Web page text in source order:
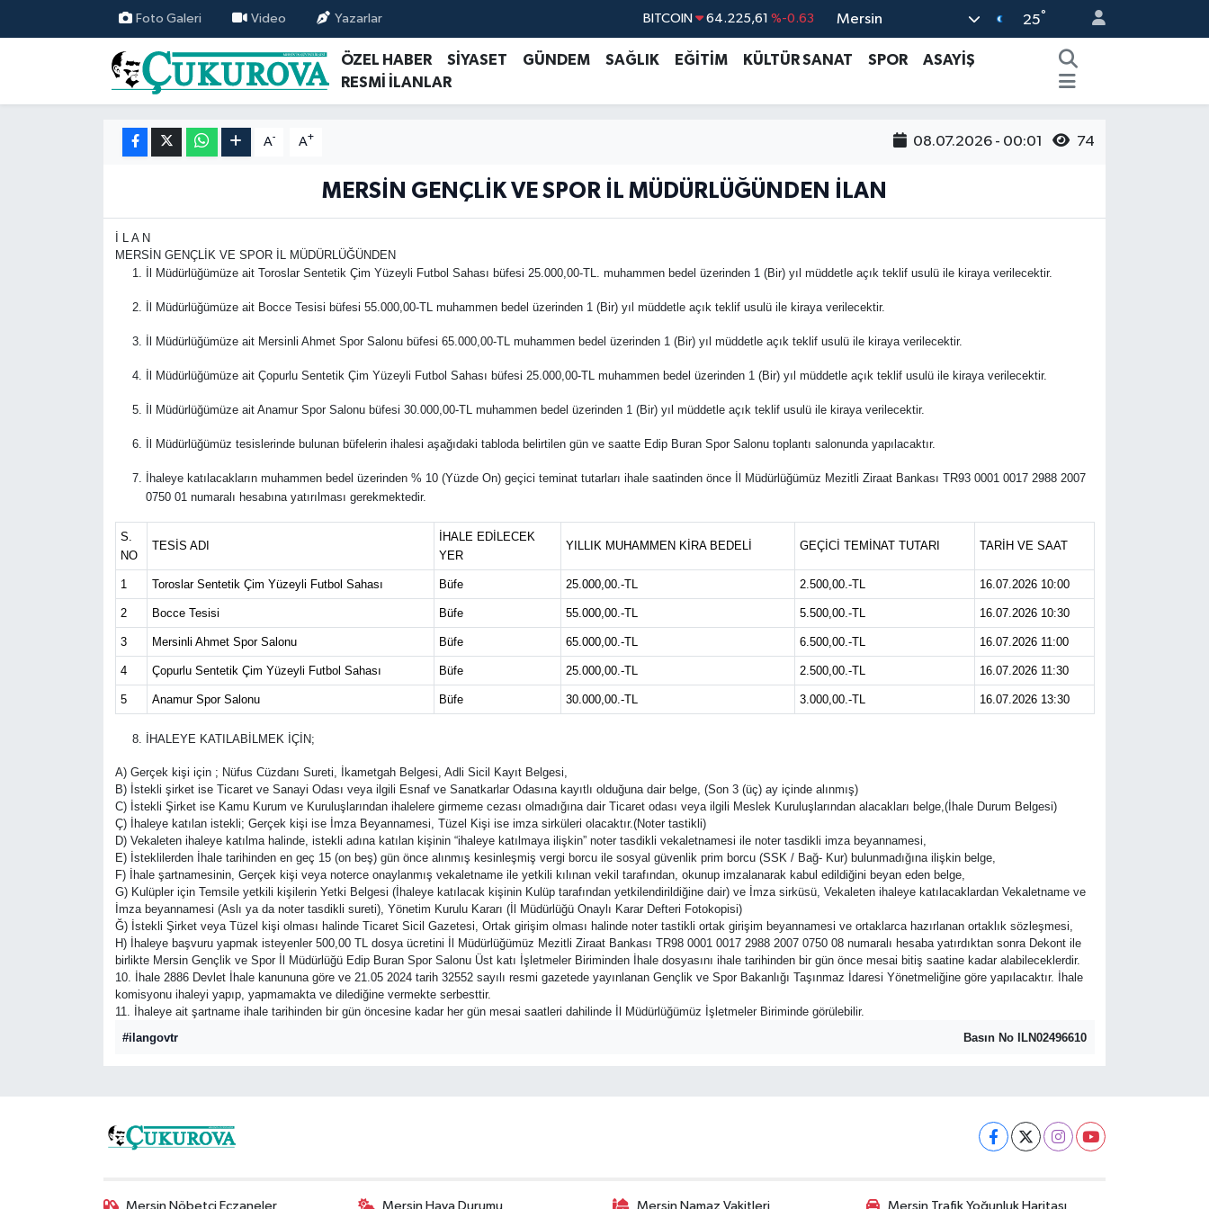
Foto Galeri Video Yazarlar BITCOIN 64.225,61 %-0.63
DOLAR 47,6704 %0
BİST100 13.799 %70
Mersin 25°
ÖZEL HABER SİYASET GÜNDEM SAĞLIK EĞİTİM KÜLTÜR SANAT SPOR
ASAYİŞ
RESMİ İLANLAR
A- A+ 08.07.2026 - 00:01 74
MERSİN GENÇLİK VE SPOR İL MÜDÜRLÜĞÜNDEN İLAN
İ L A N
MERSİN GENÇLİK VE SPOR İL MÜDÜRLÜĞÜNDEN
İl Müdürlüğümüze ait Toroslar Sentetik Çim Yüzeyli Futbol Sahası büfesi 25.000,00-TL. muhammen bedel üzerinden 1 (Bir) yıl müddetle açık teklif usulü ile kiraya verilecektir.
İl Müdürlüğümüze ait Bocce Tesisi büfesi 55.000,00-TL muhammen bedel üzerinden 1 (Bir) yıl müddetle açık teklif usulü ile kiraya verilecektir.
İl Müdürlüğümüze ait Mersinli Ahmet Spor Salonu büfesi 65.000,00-TL muhammen bedel üzerinden 1 (Bir) yıl müddetle açık teklif usulü ile kiraya verilecektir.
İl Müdürlüğümüze ait Çopurlu Sentetik Çim Yüzeyli Futbol Sahası büfesi 25.000,00-TL muhammen bedel üzerinden 1 (Bir) yıl müddetle açık teklif usulü ile kiraya verilecektir.
İl Müdürlüğümüze ait Anamur Spor Salonu büfesi 30.000,00-TL muhammen bedel üzerinden 1 (Bir) yıl müddetle açık teklif usulü ile kiraya verilecektir.
İl Müdürlüğümüz tesislerinde bulunan büfelerin ihalesi aşağıdaki tabloda belirtilen gün ve saatte Edip Buran Spor Salonu toplantı salonunda yapılacaktır.
İhaleye katılacakların muhammen bedel üzerinden % 10 (Yüzde On) geçici teminat tutarları ihale saatinden önce İl Müdürlüğümüz Mezitli Ziraat Bankası TR93 0001 0017 2988 2007
0750 01 numaralı hesabına yatırılması gerekmektedir.
S.
NO
TESİS ADI
İHALE EDİLECEK
YER
YILLIK MUHAMMEN KİRA BEDELİ GEÇİCİ TEMİNAT TUTARI TARİH VE SAAT
1 Toroslar Sentetik Çim Yüzeyli Futbol Sahası Büfe 25.000,00.-TL 2.500,00.-TL 16.07.2026 10:00
2 Bocce Tesisi Büfe 55.000,00.-TL 5.500,00.-TL 16.07.2026 10:30
3 Mersinli Ahmet Spor Salonu Büfe 65.000,00.-TL 6.500,00.-TL 16.07.2026 11:00
4 Çopurlu Sentetik Çim Yüzeyli Futbol Sahası Büfe 25.000,00.-TL 2.500,00.-TL 16.07.2026 11:30
5 Anamur Spor Salonu Büfe 30.000,00.-TL 3.000,00.-TL 16.07.2026 13:30
İHALEYE KATILABİLMEK İÇİN;
A) Gerçek kişi için ; Nüfus Cüzdanı Sureti, İkametgah Belgesi, Adli Sicil Kayıt Belgesi,
B) İstekli şirket ise Ticaret ve Sanayi Odası veya ilgili Esnaf ve Sanatkarlar Odasına kayıtlı olduğuna dair belge, (Son 3 (üç) ay içinde alınmış)
C) İstekli Şirket ise Kamu Kurum ve Kuruluşlarından ihalelere girmeme cezası olmadığına dair Ticaret odası veya ilgili Meslek Kuruluşlarından alacakları belge,(İhale Durum Belgesi)
Ç) İhaleye katılan istekli; Gerçek kişi ise İmza Beyannamesi, Tüzel Kişi ise imza sirküleri olacaktır.(Noter tastikli)
D) Vekaleten ihaleye katılma halinde, istekli adına katılan kişinin “ihaleye katılmaya ilişkin” noter tasdikli vekaletnamesi ile noter tasdikli imza beyannamesi,
E) İsteklilerden İhale tarihinden en geç 15 (on beş) gün önce alınmış kesinleşmiş vergi borcu ile sosyal güvenlik prim borcu (SSK / Bağ- Kur) bulunmadığına ilişkin belge,
F) İhale şartnamesinin, Gerçek kişi veya noterce onaylanmış vekaletname ile yetkili kılınan vekil tarafından, okunup imzalanarak kabul edildiğini beyan eden belge,
G) Kulüpler için Temsile yetkili kişilerin Yetki Belgesi (İhaleye katılacak kişinin Kulüp tarafından yetkilendirildiğine dair) ve İmza sirküsü, Vekaleten ihaleye katılacaklardan Vekaletname ve
İmza beyannamesi (Aslı ya da noter tasdikli sureti), Yönetim Kurulu Kararı (İl Müdürlüğü Onaylı Karar Defteri Fotokopisi)
Ğ) İstekli Şirket veya Tüzel kişi olması halinde Ticaret Sicil Gazetesi, Ortak girişim olması halinde noter tastikli ortak girişim beyannamesi ve ortaklarca hazırlanan ortaklık sözleşmesi,
H) İhaleye başvuru yapmak isteyenler 500,00 TL dosya ücretini İl Müdürlüğümüz Mezitli Ziraat Bankası TR98 0001 0017 2988 2007 0750 08 numaralı hesaba yatırdıktan sonra Dekont ile
birlikte Mersin Gençlik ve Spor İl Müdürlüğü Edip Buran Spor Salonu Üst katı İşletmeler Biriminden İhale dosyasını ihale tarihinden bir gün önce mesai bitiş saatine kadar alabileceklerdir.
10. İhale 2886 Devlet İhale kanununa göre ve 21.05 2024 tarih 32552 sayılı resmi gazetede yayınlanan Gençlik ve Spor Bakanlığı Taşınmaz İdaresi Yönetmeliğine göre yapılacaktır. İhale
komisyonu ihaleyi yapıp, yapmamakta ve dilediğine vermekte serbesttir.
11. İhaleye ait şartname ihale tarihinden bir gün öncesine kadar her gün mesai saatleri dahilinde İl Müdürlüğümüz İşletmeler Biriminde görülebilir.
#ilangovtr
Basın No ILN02496610
Mersin Nöbetçi Eczaneler Mersin Hava Durumu Mersin Namaz Vakitleri Mersin Trafik Yoğunluk Haritası
Mersin Nöbetçi Eczaneler
Mersin Namaz Vakitleri
Süper Lig Puan Durumu ve Fikstür
Tüm Manşetler
Son Dakika Haberleri